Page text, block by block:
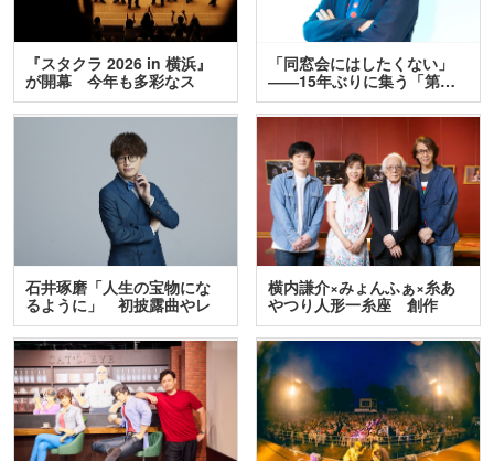
『スタクラ 2026 in 横浜』
が開幕 今年も多彩なス
テ…
「同窓会にはしたくない」
――15年ぶりに集う「第…
石井琢磨「人生の宝物にな
るように」 初披露曲やレ
ア…
横内謙介×みょんふぁ×糸あ
やつり人形一糸座 創作
人…